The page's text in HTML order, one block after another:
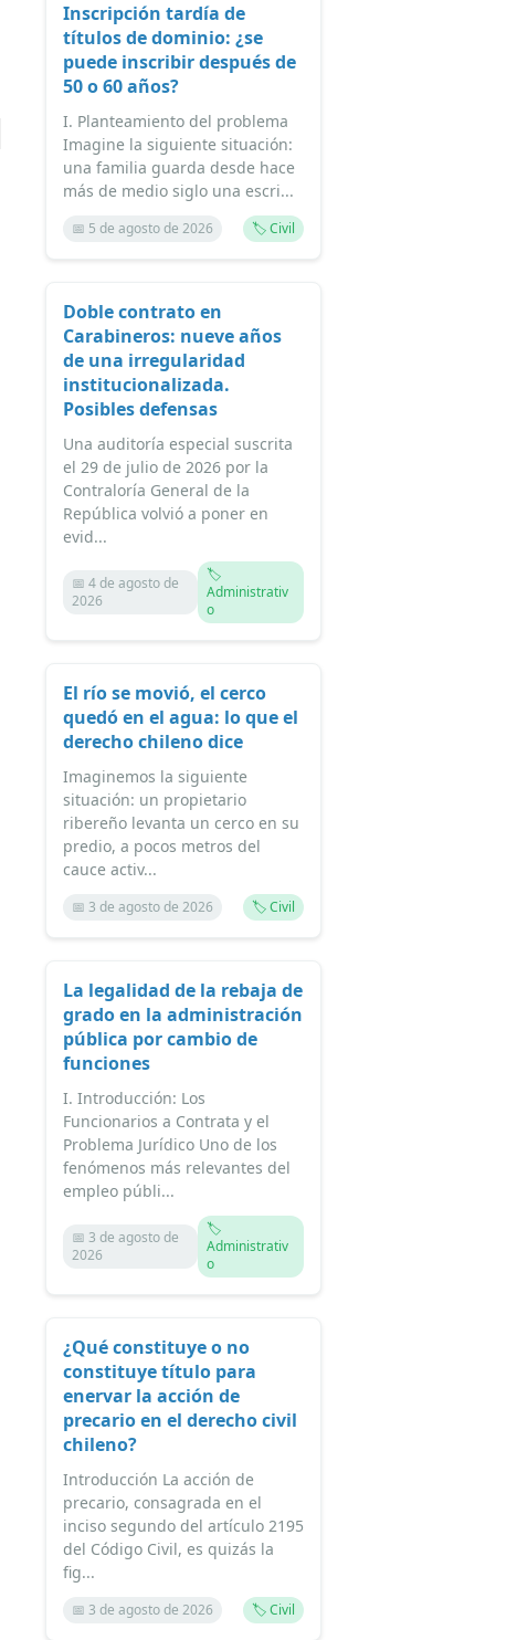
Inscripción tardía de
títulos de dominio: ¿se
puede inscribir después de
50 o 60 años?
I. Planteamiento del problema
Imagine la siguiente situación:
una familia guarda desde hace
más de medio siglo una escri...
📅 5 de agosto de 2026 🏷️ Civil
Doble contrato en
Carabineros: nueve años
de una irregularidad
institucionalizada.
Posibles defensas
Una auditoría especial suscrita
el 29 de julio de 2026 por la
Contraloría General de la
República volvió a poner en
evid...
📅 4 de agosto de
2026
🏷️
Administrativ
o
El río se movió, el cerco
quedó en el agua: lo que el
derecho chileno dice
Imaginemos la siguiente
situación: un propietario
ribereño levanta un cerco en su
predio, a pocos metros del
cauce activ...
📅 3 de agosto de 2026 🏷️ Civil
La legalidad de la rebaja de
grado en la administración
pública por cambio de
funciones
I. Introducción: Los
Funcionarios a Contrata y el
Problema Jurídico Uno de los
fenómenos más relevantes del
empleo públi...
📅 3 de agosto de
2026
🏷️
Administrativ
o
¿Qué constituye o no
constituye título para
enervar la acción de
precario en el derecho civil
chileno?
Introducción La acción de
precario, consagrada en el
inciso segundo del artículo 2195
del Código Civil, es quizás la
fig...
📅 3 de agosto de 2026 🏷️ Civil